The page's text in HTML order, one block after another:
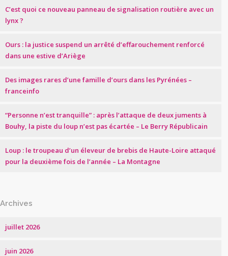
C’est quoi ce nouveau panneau de signalisation routière avec un
lynx ?
Ours : la justice suspend un arrêté d’effarouchement renforcé
dans une estive d’Ariège
Des images rares d’une famille d’ours dans les Pyrénées –
franceinfo
“Personne n’est tranquille” : après l’attaque de deux juments à
Bouhy, la piste du loup n’est pas écartée – Le Berry Républicain
Loup : le troupeau d’un éleveur de brebis de Haute-Loire attaqué
pour la deuxième fois de l’année – La Montagne
Archives
juillet 2026
juin 2026